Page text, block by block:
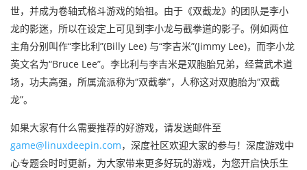
世，并成为卷轴式格斗游戏的始祖。由于《双截龙》的团队是李小
龙的影迷，所以在设定上可见到李小龙与截拳道的影子。例如两位
主角分别叫作“李比利”(Billy Lee) 与“李吉米”(Jimmy Lee)，而李小龙
英文名为“Bruce Lee”。李比利与李吉米是双胞胎兄弟，经营武术道
场，功夫高强，所属流派称为“双截拳”，人称这对双胞胎为“双截
龙”。
如果大家有什么需要推荐的好游戏，请发送邮件至
game@linuxdeepin.com，深度社区欢迎大家的参与！深度游戏中
心专题会时时更新，为大家带来更多好玩的游戏，为您开启快乐生